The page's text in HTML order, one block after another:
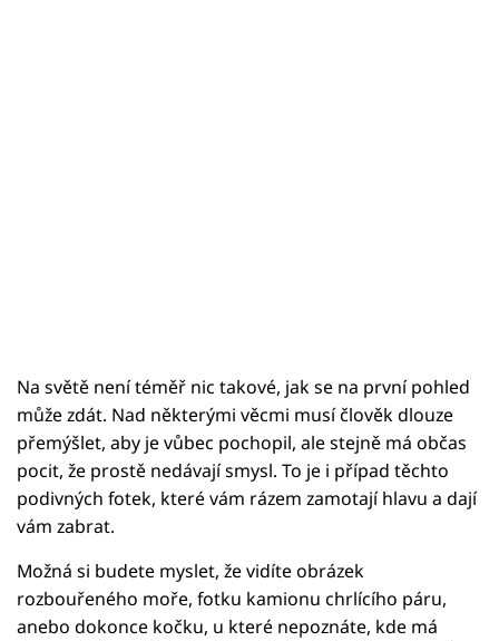
Na světě není téměř nic takové, jak se na první pohled
může zdát. Nad některými věcmi musí člověk dlouze
přemýšlet, aby je vůbec pochopil, ale stejně má občas
pocit, že prostě nedávají smysl. To je i případ těchto
podivných fotek, které vám rázem zamotají hlavu a dají
vám zabrat.
Možná si budete myslet, že vidíte obrázek
rozbouřeného moře, fotku kamionu chrlícího páru,
anebo dokonce kočku, u které nepoznáte, kde má